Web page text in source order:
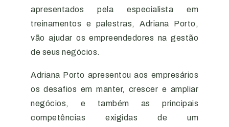
apresentados pela especialista em
treinamentos e palestras, Adriana Porto,
vão ajudar os empreendedores na gestão
de seus negócios.
Adriana Porto apresentou aos empresários
os desafios em manter, crescer e ampliar
negócios, e também as principais
competências exigidas de um